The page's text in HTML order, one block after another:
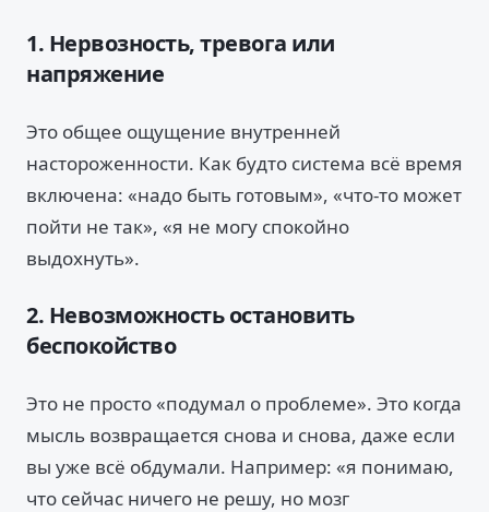
1. Нервозность, тревога или
напряжение
Это общее ощущение внутренней
настороженности. Как будто система всё время
включена: «надо быть готовым», «что-то может
пойти не так», «я не могу спокойно
выдохнуть».
2. Невозможность остановить
беспокойство
Это не просто «подумал о проблеме». Это когда
мысль возвращается снова и снова, даже если
вы уже всё обдумали. Например: «я понимаю,
что сейчас ничего не решу, но мозг